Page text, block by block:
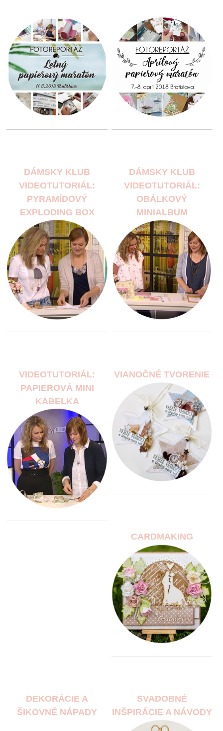
DÁMSKY KLUB
VIDEOTUTORIÁL:
PYRAMÍDOVÝ
EXPLODING BOX
DÁMSKY KLUB
VIDEOTUTORIÁL:
OBÁLKOVÝ
MINIALBUM
VIDEOTUTORIÁL:
PAPIEROVÁ MINI
KABELKA
VIANOČNÉ TVORENIE
CARDMAKING
DEKORÁCIE A
ŠIKOVNÉ NÁPADY
SVADOBNÉ
INŠPIRÁCIE A NÁVODY